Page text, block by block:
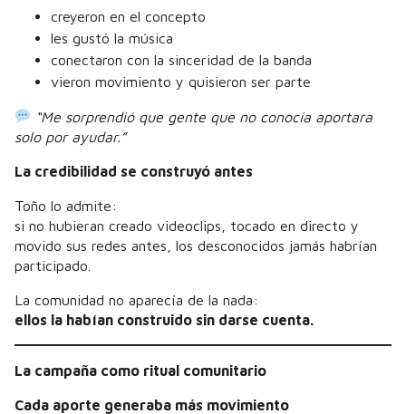
creyeron en el concepto
les gustó la música
conectaron con la sinceridad de la banda
vieron movimiento y quisieron ser parte
“Me sorprendió que gente que no conocía aportara
solo por ayudar.”
La credibilidad se construyó antes
Toño lo admite:
si no hubieran creado videoclips, tocado en directo y
movido sus redes antes, los desconocidos jamás habrían
participado.
La comunidad no aparecía de la nada:
ellos la habían construido sin darse cuenta.
La campaña como ritual comunitario
Cada aporte generaba más movimiento